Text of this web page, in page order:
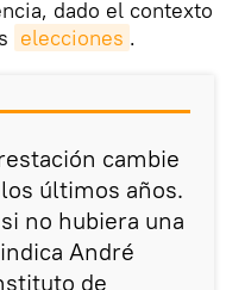
dado el contexto
elecciones .
cambie
últimos años.
no hubiera una
André
de